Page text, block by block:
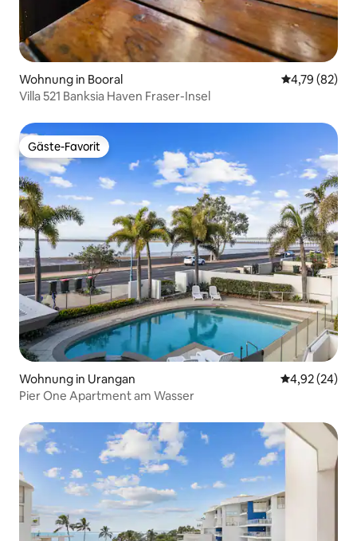
Wohnung in Booral
4,79 (82)
Villa 521 Banksia Haven Fraser-Insel
Gäste-Favorit
Gäste-Favorit
Wohnung in Urangan
4,92 (24)
Pier One Apartment am Wasser